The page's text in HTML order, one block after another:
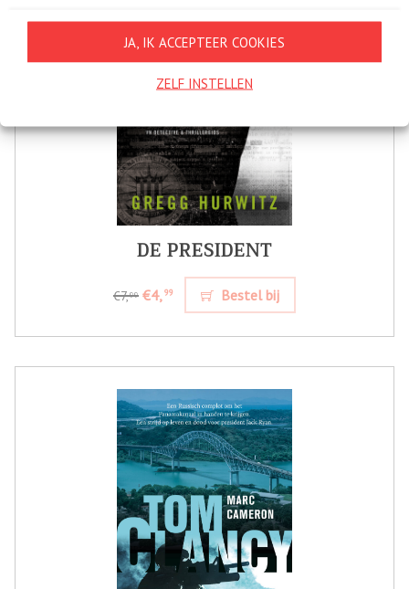
JA, IK ACCEPTEER COOKIES
ZELF INSTELLEN
DE PRESIDENT
€7,99 €4,99 Bestel bij